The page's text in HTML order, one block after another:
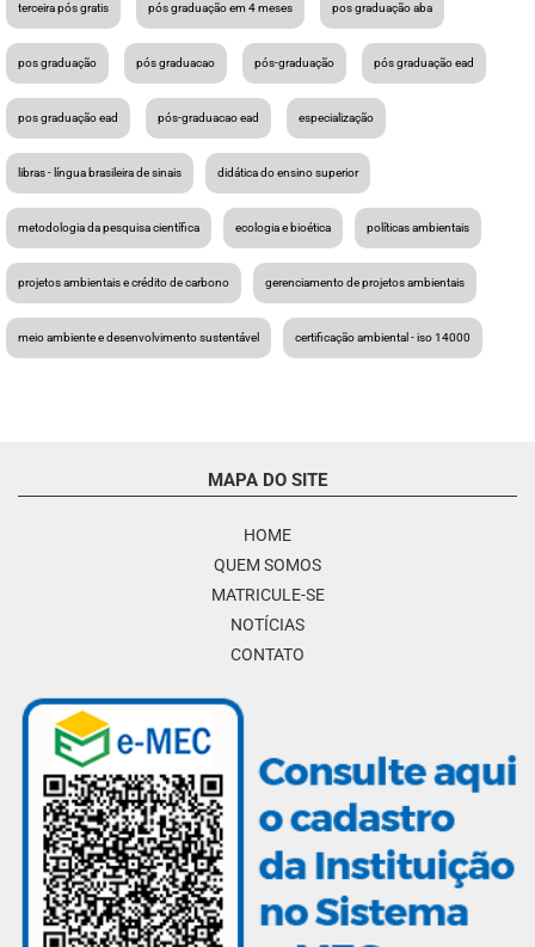
terceira pós gratis pós graduação em 4 meses pos graduação aba
pos graduação pós graduacao pós-graduação pós graduação ead
pos graduação ead pós-graduacao ead especialização
libras - língua brasileira de sinais didática do ensino superior
metodologia da pesquisa científica ecologia e bioética políticas ambientais
projetos ambientais e crédito de carbono gerenciamento de projetos ambientais
meio ambiente e desenvolvimento sustentável certificação ambiental - iso 14000
MAPA DO SITE
HOME
QUEM SOMOS
MATRICULE-SE
NOTÍCIAS
CONTATO